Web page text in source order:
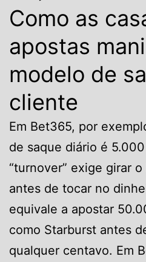
Como as
apostas
modelo de
cliente
Em Bet365, por
de saque diário é
“turnover” exige girar
antes de tocar no
equivale a apostar
como Starburst antes
qualquer centavo. Em